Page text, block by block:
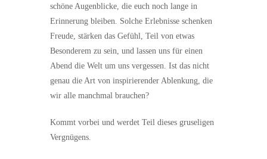
schöne Augenblicke, die euch noch lange in
Erinnerung bleiben. Solche Erlebnisse schenken
Freude, stärken das Gefühl, Teil von etwas
Besonderem zu sein, und lassen uns für einen
Abend die Welt um uns vergessen. Ist das nicht
genau die Art von inspirierender Ablenkung, die
wir alle manchmal brauchen?
Kommt vorbei und werdet Teil dieses gruseligen
Vergnügens.